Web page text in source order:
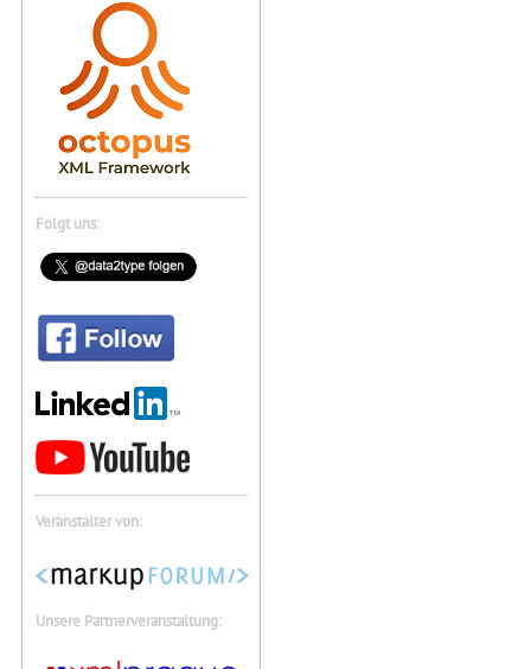
Folgt uns:
Veranstalter von:
Unsere Partnerveranstaltung: